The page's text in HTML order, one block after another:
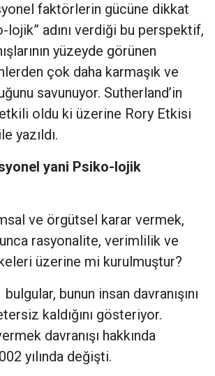
faktörlerin gücüne dikkat
lojik” adını verdiği bu perspektif,
yüzeyde görünen
çok daha karmaşık ve
savunuyor. Sutherland’in
oldu ki üzerine Rory Etkisi
yazıldı.
yani Psiko-lojik
ve örgütsel karar vermek,
rasyonalite, verimlilik ve
üzerine mi kurulmuştur?
bulgular, bunun insan davranışını
kaldığını gösteriyor.
davranışı hakkında
yılında değişti.